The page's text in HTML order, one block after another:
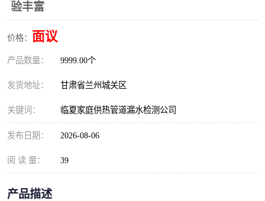
验丰富
价格： 面议
产品数量： 9999.00个
发货地址： 甘肃省兰州城关区
关键词： 临夏家庭供热管道漏水检测公司
发布日期： 2026-08-06
阅 读 量： 39
产品描述